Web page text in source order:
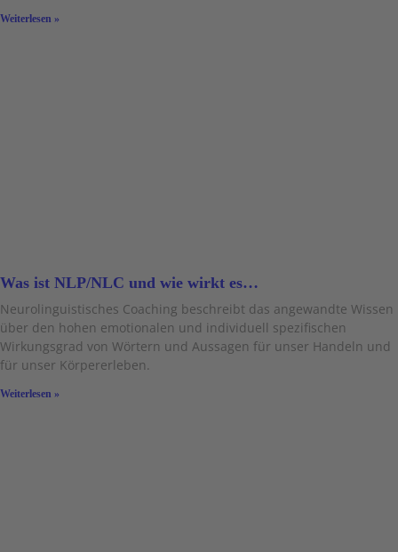
Weiterlesen »
Was ist NLP/NLC und wie wirkt es…
Neurolinguistisches Coaching beschreibt das angewandte Wissen
über den hohen emotionalen und individuell spezifischen
Wirkungsgrad von Wörtern und Aussagen für unser Handeln und
für unser Körpererleben.
Weiterlesen »